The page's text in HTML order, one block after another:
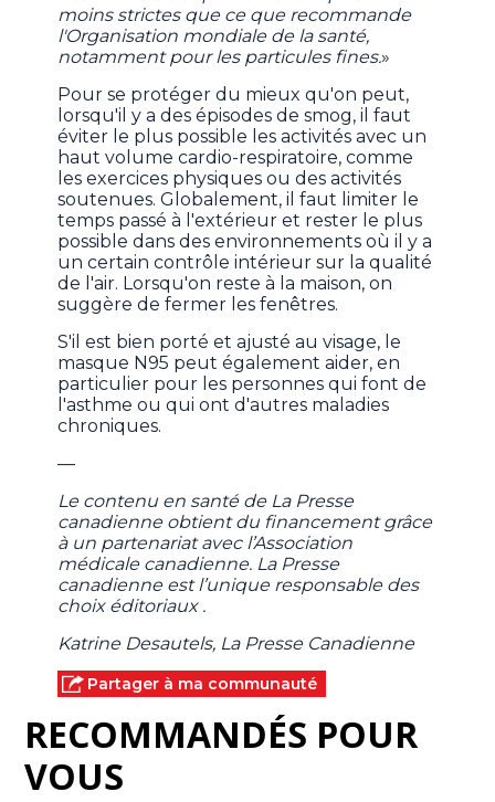
moins strictes que ce que recommande
l'Organisation mondiale de la santé,
notamment pour les particules fines.»
Pour se protéger du mieux qu'on peut,
lorsqu'il y a des épisodes de smog, il faut
éviter le plus possible les activités avec un
haut volume cardio-respiratoire, comme
les exercices physiques ou des activités
soutenues. Globalement, il faut limiter le
temps passé à l'extérieur et rester le plus
possible dans des environnements où il y a
un certain contrôle intérieur sur la qualité
de l'air. Lorsqu'on reste à la maison, on
suggère de fermer les fenêtres.
S'il est bien porté et ajusté au visage, le
masque N95 peut également aider, en
particulier pour les personnes qui font de
l'asthme ou qui ont d'autres maladies
chroniques.
—
Le contenu en santé de La Presse
canadienne obtient du financement grâce
à un partenariat avec l’Association
médicale canadienne. La Presse
canadienne est l’unique responsable des
choix éditoriaux .
Katrine Desautels, La Presse Canadienne
Partager à ma communauté
RECOMMANDÉS POUR
VOUS